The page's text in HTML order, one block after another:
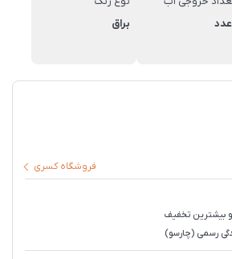
براق
فروشگاه کسری
بیشترین تخفیف
رسمی (چارسو)